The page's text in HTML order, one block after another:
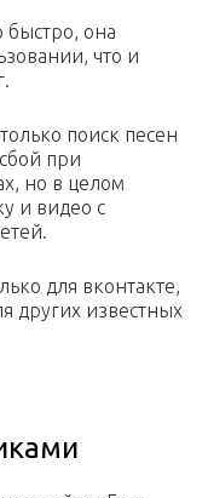
быстро, она
что и
поиск песен
при
но в целом
и видео с
для вконтакте,
других известных